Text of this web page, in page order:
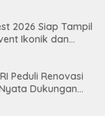
2026 Siap Tampil
Ikonik dan
Peduli Renovasi
Dukungan